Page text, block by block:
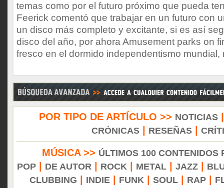
temas como por el futuro próximo que pueda
Feerick comentó que trabajar en un futuro con
un disco más completo y excitante, si es así
disco del año, por ahora Amusement parks on
fresco en el dormido independentismo
POR TIPO DE ARTÍCULO >> NOTICIAS
CRÓNICAS| RESEÑAS|
MÚSICA >> ÚLTIMOS 100 CONTENIDOS
POP| DE AUTOR ROCK METAL| JAZZ|
CLUBBING
INDIE| FUNK SOUL| RAP|